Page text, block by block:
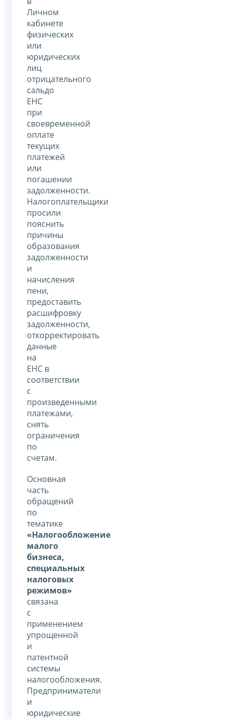
Личном
кабинете
физических
или
юридических
лиц
отрицательного
сальдо
ЕНС
при
своевременной
оплате
текущих
платежей
или
погашении
задолженности.
Налогоплательщики
просили
пояснить
причины
образования
задолженности
и
начисления
пени,
предоставить
расшифровку
задолженности,
откорректировать
данные
на
ЕНС в
соответствии
с
произведенными
платежами,
снять
ограничения
по
счетам.
Основная
часть
обращений
по
тематике
«Налогообложение
малого
бизнеса,
специальных
налоговых
режимов»
связана
с
применением
упрощенной
и
патентной
системы
налогообложения.
Предприниматели
и
юридические